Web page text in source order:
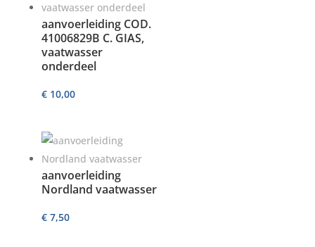
aanvoerleiding COD.
41006829B C. GIAS,
vaatwasser
onderdeel
€10,00
aanvoerleiding
Nordland vaatwasser
€7,50